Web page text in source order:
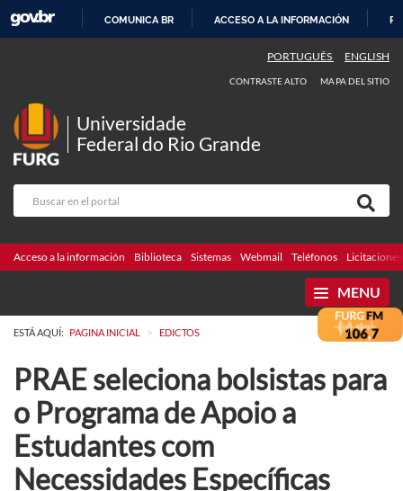
CONTENIDO
COMUNICA BR ACCESO A LA INFORMACIÓN
PORTUGUÊS ENGLISH
CONTRASTE ALTO MAPA DEL SITIO
Universidade
Federal do Rio Grande
Acceso a la información Biblioteca Sistemas Webmail Teléfonos Licitaciones
MENU
ESTÁ AQUÍ: PAGINA INICIAL > EDICTOS
PRAE seleciona bolsistas para
o Programa de Apoio a
Estudantes com
Necessidades Específicas